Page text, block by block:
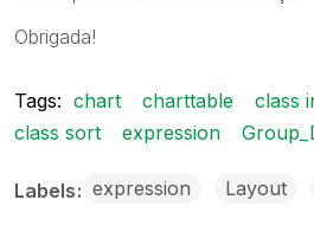
Obrigada!
Tags: chart charttable
class
class sort
expression
Labels expression Layout